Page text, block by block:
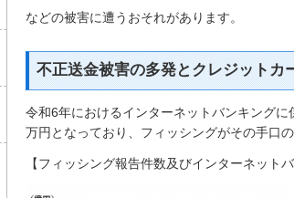
などの被害に遭うおそれがあります。
不正送金被害の多発とクレジットカ
令和6年におけるインターネットバンキング
万円となっており、フィッシングがその手口
【フィッシング報告件数及びインターネット